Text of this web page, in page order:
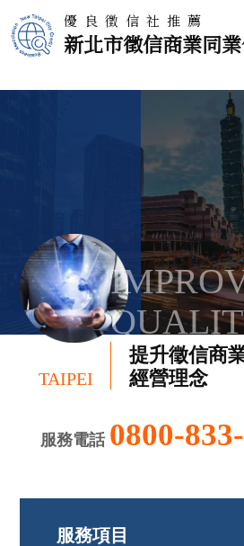
優良徵信社推薦
新北市徵信商業同
TAIPEI
提升徵信商
經營理念
服務電話 0800-
服務項目